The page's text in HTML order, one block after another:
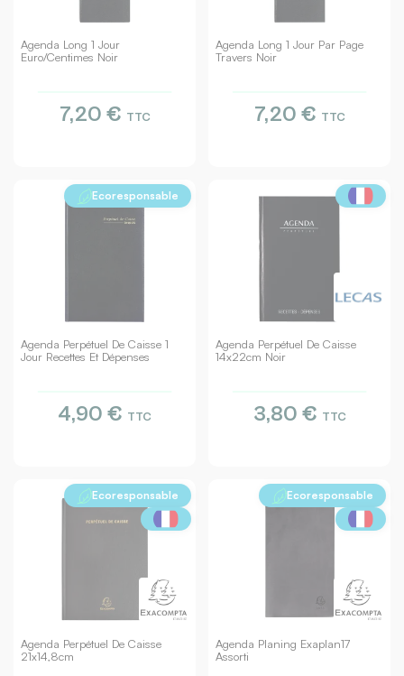
Agenda Long 1 Jour
Euro/centimes Noir
7,20 € TTC
Agenda Long 1 Jour Par Page
Travers Noir
7,20 € TTC
Agenda Perpétuel De Caisse 1
Jour Recettes Et Dépenses
Ecoresponsable
4,90 € TTC
Agenda Perpétuel De Caisse
14x22cm Noir
3,80 € TTC
Agenda Perpétuel De Caisse
21x14,8cm
Ecoresponsable
Agenda Planing Exaplan17
Assorti
Ecoresponsable